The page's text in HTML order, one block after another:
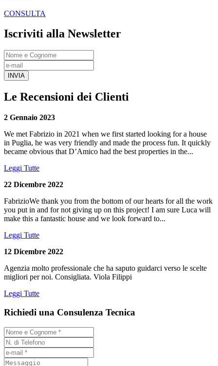
CONSULTA
Iscriviti alla Newsletter
INVIA
Le Recensioni dei Clienti
2 Gennaio 2023
We met Fabrizio in 2021 when we first started looking for a house
in Puglia, he was very friendly and made the process fun. It quickly
became obvious that D’Amico had the best properties in the...
Leggi Tutte
22 Dicembre 2022
FabrizioWe thank you from the bottom of our hearts for all the work
you put in and for not giving up on this project! I am sure Luca will
make this a fantastic house and we look forward to...
Leggi Tutte
12 Dicembre 2022
Agenzia molto professionale che ha saputo guidarci verso le scelte
migliori per noi. Consigliata. Viola Filippi
Leggi Tutte
Richiedi una Consulenza Tecnica